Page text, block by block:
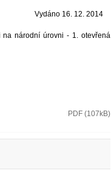
Vydáno 16. 12. 2014
na národní úrovni - 1. otevřená
PDF (107kB)